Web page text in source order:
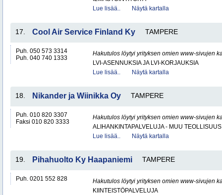
Lue lisää..
Näytä kartalla
17. Cool Air Service Finland Ky TAMPERE
Puh. 050 573 3314
Puh. 040 740 1333
Hakutulos löytyi yrityksen omien www-sivujen
LVI-ASENNUKSIA JA LVI-KORJAUKSIA
Lue lisää..
Näytä kartalla
18. Nikander ja Wiinikka Oy TAMPERE
Puh. 010 820 3307
Faksi 010 820 3333
Hakutulos löytyi yrityksen omien www-sivujen
ALIHANKINTAPALVELUJA - MUU TEOLLISUUS
Lue lisää..
Näytä kartalla
19. Pihahuolto Ky Haapaniemi TAMPERE
Puh. 0201 552 828
Hakutulos löytyi yrityksen omien www-sivujen
KIINTEISTÖPALVELUJA